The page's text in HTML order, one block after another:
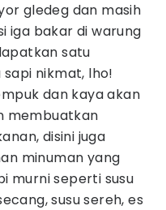
gledeg dan masih
iga bakar di warung
satu
nikmat, lho!
dan kaya akan
membuatkan
disini juga
minuman yang
murni seperti susu
susu sereh, es